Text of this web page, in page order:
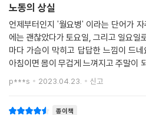
노동의 상실
언제부터인지 '월요병' 이라는 단어가
에는 괜찮았다가 토요일, 그리고 일요일
마다 가슴이 막히고 답답한 느낌이 드
아침이면 몸이 무겁게 느껴지고 주말이
면서 시간을 보냅니다. 최근에는 공황장
괴롭힘으로 자
p***s 2023.04.23. 신고
종이책